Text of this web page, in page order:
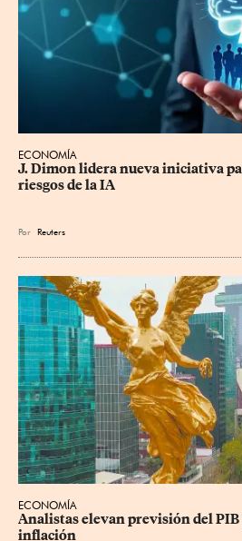
ECONOMÍA
J. Dimon lidera nueva iniciativa
riesgos de la IA
Por Reuters
ECONOMÍA
Analistas elevan previsión del
inflación